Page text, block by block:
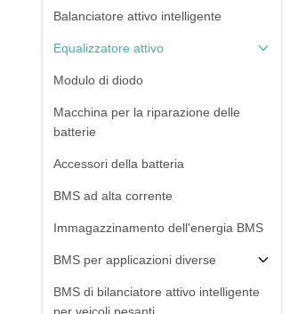
Balanciatore attivo intelligente
Equalizzatore attivo
Modulo di diodo
Macchina per la riparazione delle
batterie
Accessori della batteria
BMS ad alta corrente
Immagazzinamento dell'energia BMS
BMS per applicazioni diverse
BMS di bilanciatore attivo intelligente